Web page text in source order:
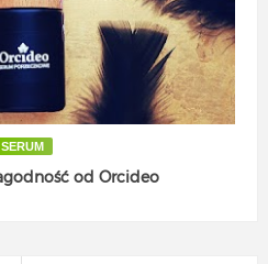
SERUM
od Orcideo